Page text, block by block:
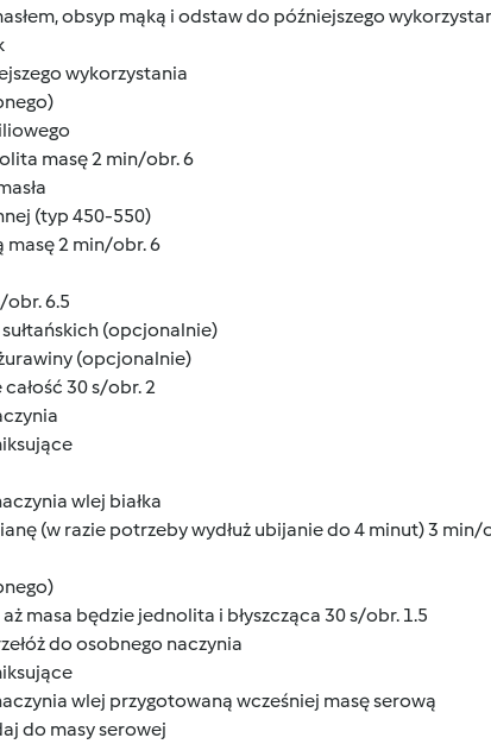
obsyp mąką i odstaw do późniejszego
wykorzystania
masę 2 min/obr. 6
(typ 450-550)
masę 2 min/obr. 6
obr. 6.5
(opcjonalnie)
(opcjonalnie)
30 s/obr. 2
wlej białka
(w razie potrzeby wydłuż ubijanie do 4 minut) 3 min/
masa będzie jednolita i błyszcząca 30 s/obr. 1.5
do osobnego naczynia
wlej przygotowaną wcześniej masę serową
do masy serowej